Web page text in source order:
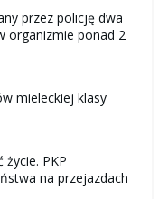
przez policję dwa
organizmie ponad 2
mieleckiej klasy
PKP
na przejazdach